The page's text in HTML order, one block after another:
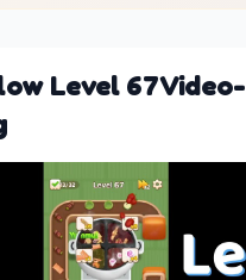
Level 67 Video-